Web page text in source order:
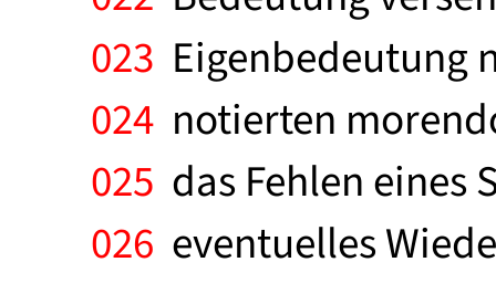
023 Eigenbedeutung
024 notierten
025 das Fehlen
026 eventuelles